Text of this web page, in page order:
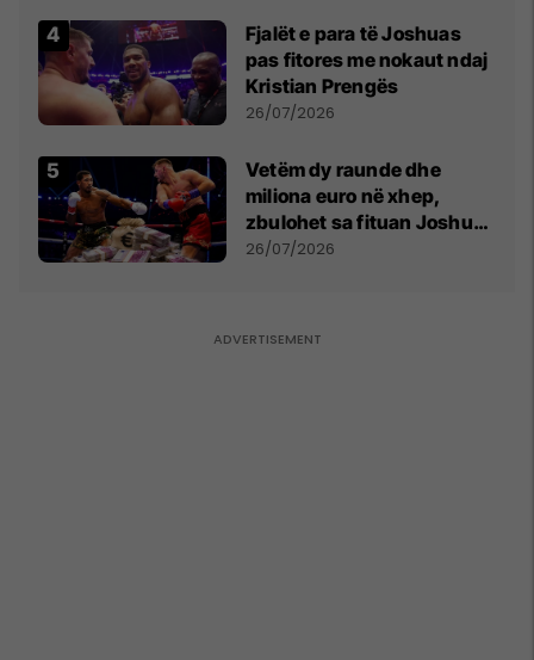
Fjalët e para të Joshuas
pas fitores me nokaut ndaj
Kristian Prengës
26/07/2026
Vetëm dy raunde dhe
miliona euro në xhep,
zbulohet sa fituan Joshua
e Prenga
26/07/2026